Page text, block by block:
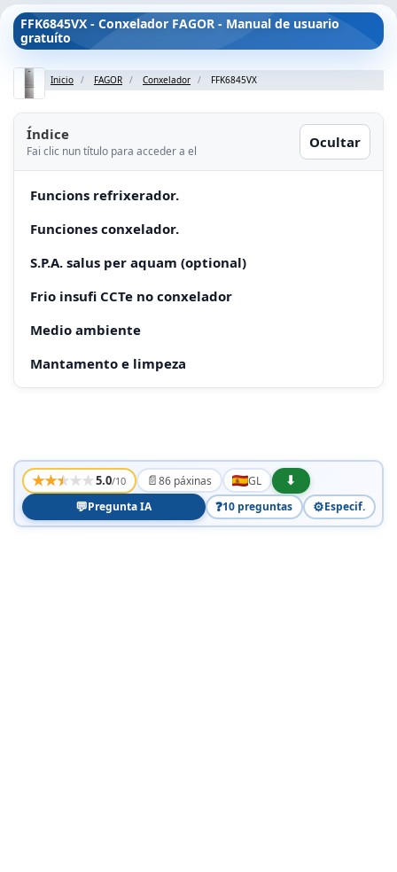
FFK6845VX - Conxelador FAGOR - Manual de usuario
gratuíto
Inicio FAGOR Conxelador FFK6845VX
Índice
Fai clic nun título para acceder a el
Ocultar
Funcions refrixerador.
Funciones conxelador.
S.P.A. salus per aquam (optional)
Frio insufi CCTe no conxelador
Medio ambiente
Mantamento e limpeza
★★★★★5.0/10 📄86 páxinas GL
⬇
💬Pregunta IA ❓10 preguntas ⚙️Especif.